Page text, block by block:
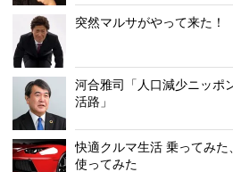
突然マルサがやって来た！
河合雅司「人口減少ニッポ
活路」
快適クルマ生活 乗ってみた、
使ってみた